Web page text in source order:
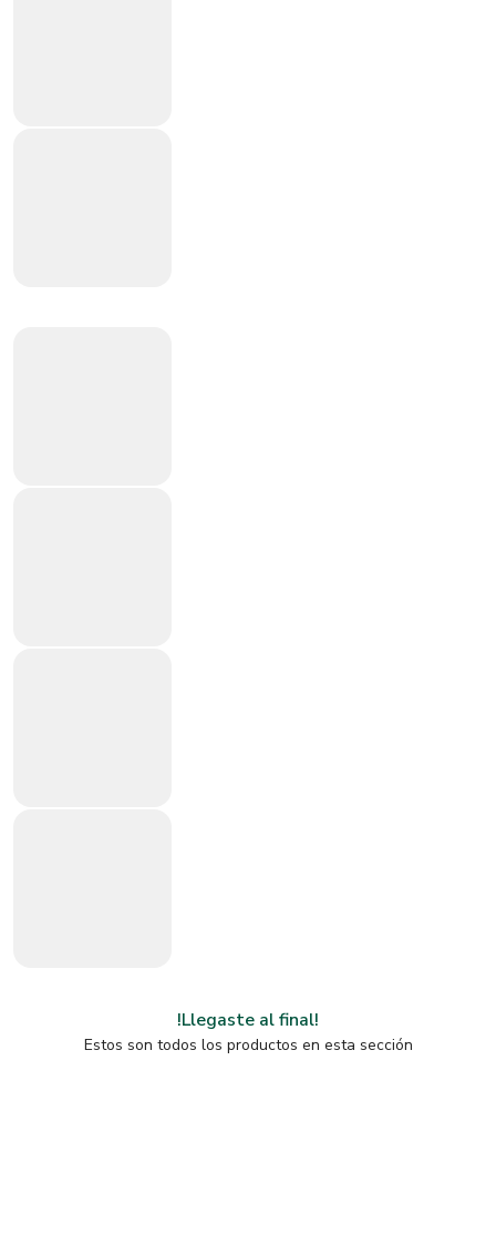
!Llegaste al final!
Estos son todos los productos en esta sección